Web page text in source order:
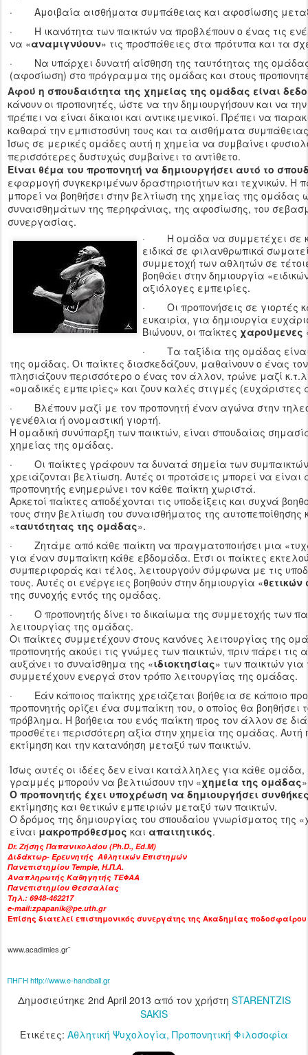
· Αμοιβαία αισθήματα συμπάθειας και αφοσίωσης
· Η ικανότητα των παικτών να προβλέπουν ο ένας τις
να «αναμιγνύουν» τις προσπάθειες στα πρότυπα και τα
· Να υπάρχει δυνατή αίσθηση της ταυτότητας της
(αφοσίωση) στο πρόγραμμα της ομάδας και στους
Αφού η σπουδαιότητα της χημείας της ομάδας είναι
κάνουν οι προπονητές, ώστε να την δημιουργήσουν και να
πρέπει να είναι δίκαιοι και αντικειμενικοί. Πρέπει να
καθαρά την εμπιστοσύνη τους και τα αισθήματα
Ίσως σε μερικές ομάδες αυτή η χημεία να συμβαίνει
περισσότερες δυστυχώς συμβαίνει το αντίθετο.
Είναι θέμα του προπονητή να δημιουργήσει αυτό το
εφαρμογή συγκεκριμένων δραστηριοτήτων και τεχνικών. Η
μπορεί να βοηθήσει στην βελτίωση της χημείας της
συναισθημάτων της περηφάνιας, της αφοσίωσης, του
συνεργασίας.
· Η ομάδα να συμμετέχει σε
ειδικά σε φιλανθρωπικά
συμμετοχή των αθλητών σε
βοηθάει στην δημιουργία
αξιόλογες εμπειρίες.
· Οι προπονήσεις σε γιορτές
ευκαιρία, για δημιουργία
Βιώνουν, οι παίκτες χαρούμενες
· Τα ταξίδια της ομάδας είναι
της ομάδας. Οι παίκτες διασκεδάζουν, μαθαίνουν ο ένας
πλησιάζουν περισσότερο ο ένας τον άλλον, τρώνε μαζί
«ομαδικές εμπειρίες» και ζουν καλές στιγμές (ευχάριστες
· Βλέπουν μαζί με τον προπονητή έναν αγώνα στην
γενέθλια ή ονομαστική γιορτή.
Η ομαδική συνύπαρξη των παικτών, είναι σπουδαίας
χημείας της ομάδας.
· Οι παίκτες γράφουν τα δυνατά σημεία των συμπαικτών
χρειάζονται βελτίωση. Αυτές οι προτάσεις μπορεί να
προπονητής ενημερώνει τον κάθε παίκτη χωριστά.
Αρκετοί παίκτες αποδέχονται τις υποδείξεις και συχνά
τους στην βελτίωση του συναισθήματος της αυτοπεποίθησης
«ταυτότητας της ομάδας».
· Ζητάμε από κάθε παίκτη να πραγματοποιήσει μια
για έναν συμπαίκτη κάθε εβδομάδα. Έτσι οι παίκτες
συμπεριφοράς και τέλος, λειτουργούν σύμφωνα με τις
τους. Αυτές οι ενέργειες βοηθούν στην δημιουργία «θετικών
της συνοχής εντός της ομάδας.
· Ο προπονητής δίνει το δικαίωμα της συμμετοχής των
λειτουργίας της ομάδας.
Οι παίκτες συμμετέχουν στους κανόνες λειτουργίας της
προπονητής ακούει τις γνώμες των παικτών, πριν πάρει τις
αυξάνει το συναίσθημα της «ιδιοκτησίας» των παικτών
συμμετέχουν ενεργά στον τρόπο λειτουργίας της ομάδας.
· Εάν κάποιος παίκτης χρειάζεται βοήθεια σε κάποιο
προπονητής ορίζει ένα συμπαίκτη του, ο οποίος θα βοηθήσει
πρόβλημα. Η βοήθεια του ενός παίκτη προς τον άλλον σε
προσθέτει περισσότερη αξία στην χημεία της ομάδας. Αυτή
εκτίμηση και την κατανόηση μεταξύ των παικτών.
Ίσως αυτές οι ιδέες δεν είναι κατάλληλες για κάθε
γραμμές μπορούν να βελτιώσουν την «χημεία της ομάδας
Ο προπονητής έχει υποχρέωση να δημιουργήσει
εκτίμησης και θετικών εμπειριών μεταξύ των παικτών.
Ο δρόμος της δημιουργίας του σπουδαίου γνωρίσματος της
είναι μακροπρόθεσμος και απαιτητικός.
Dr. Ζήσης Παπανικολάου (Ph.D., Ed.M)
Διδάκτωρ- Ερευνητής Αθλητικών Επιστημών
Πανεπιστημίου Temple, Η.Π.Α.
Αναπληρωτής Καθηγητής ΤΕΦΑΑ
Πανεπιστημίου Θεσσαλίας
Τηλ.: 6948-462217
e-mail:zpapanik@pe.uth.gr
Επίσης διατελεί επιστημονικός συνεργάτης της Ακαδημίας
www.acadimies.gr¨
ΠΗΓΗ http://www.e-handball.gr
Δημοσιεύτηκε 2nd April 2013 από τον χρήστη STARENTZIS
SAKIS
Ετικέτες: Αθλητική Ψυχολογία Προπονητική Φιλοσοφία